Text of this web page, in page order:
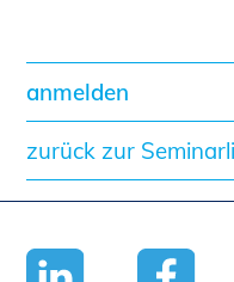
anmelden
zurück zur